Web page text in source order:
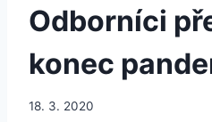
Odborníci
konec
18. 3. 2020